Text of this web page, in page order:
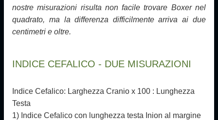
nostre misurazioni risulta non facile trovare Boxer nel
quadrato, ma la differenza difficilmente arriva ai due
centimetri e oltre.
INDICE CEFALICO - DUE MISURAZIONI
Indice Cefalico: Larghezza Cranio x 100 : Lunghezza
Testa
1) Indice Cefalico con lunghezza testa Inion al margine